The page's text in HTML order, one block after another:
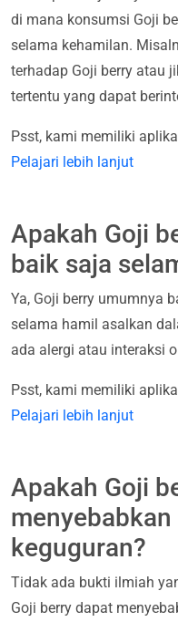
di mana konsumsi Goji
selama kehamilan.
terhadap Goji berry atau
tertentu yang dapat
Psst, kami memiliki
Pelajari lebih lanjut
Apakah Goji
baik saja
Ya, Goji berry umumnya
selama hamil asalkan
ada alergi atau interaksi
Psst, kami memiliki
Pelajari lebih lanjut
Apakah Goji
menyebabkan
keguguran?
Tidak ada bukti ilmiah
Goji berry dapat